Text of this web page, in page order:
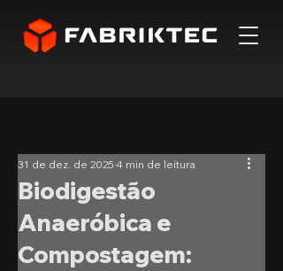
Biodigestão
Anaeróbica e
Compostagem:
31 de dez. de 2025 4 min de leitura